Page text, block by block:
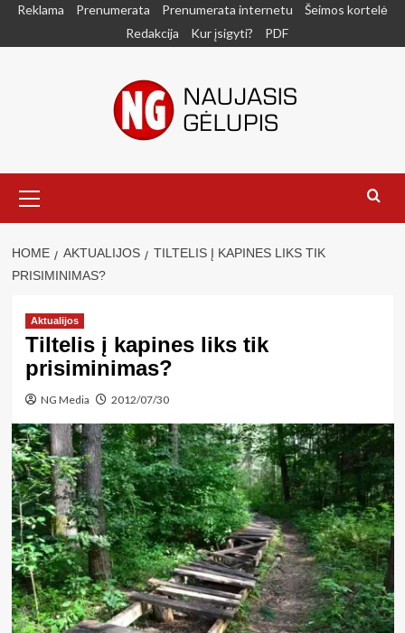
SkipReklama Prenumerata Prenumerata internetu
Šeimos kortelė
Redakcija
Kur įsigyti? PDF
Menu
HOME AKTUALIJOS
TILTELIS Į KAPINES LIKS TIK
PRISIMINIMAS?
Aktualijos
Tiltelis į kapines liks tik
prisiminimas?
NG Media 2012/07/30